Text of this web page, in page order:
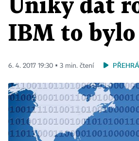
Úniky dat
IBM to bylo
6. 4. 2017 19:30 ▪ 3 min. čtení